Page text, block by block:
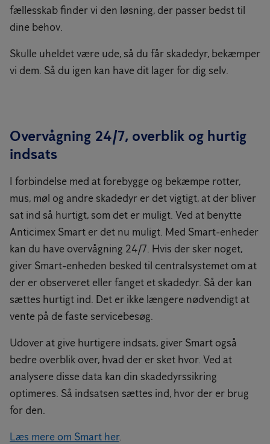
fællesskab finder vi den løsning, der passer bedst til
dine behov.
Skulle uheldet være ude, så du får skadedyr, bekæmper
vi dem. Så du igen kan have dit lager for dig selv.
Overvågning 24/7, overblik og hurtig
indsats
I forbindelse med at forebygge og bekæmpe rotter,
mus, møl og andre skadedyr er det vigtigt, at der bliver
sat ind så hurtigt, som det er muligt. Ved at benytte
Anticimex Smart er det nu muligt. Med Smart-enheder
kan du have overvågning 24/7. Hvis der sker noget,
giver Smart-enheden besked til centralsystemet om at
der er observeret eller fanget et skadedyr. Så der kan
sættes hurtigt ind. Det er ikke længere nødvendigt at
vente på de faste servicebesøg.
Udover at give hurtigere indsats, giver Smart også
bedre overblik over, hvad der er sket hvor. Ved at
analysere disse data kan din skadedyrssikring
optimeres. Så indsatsen sættes ind, hvor der er brug
for den.
Læs mere om Smart her.